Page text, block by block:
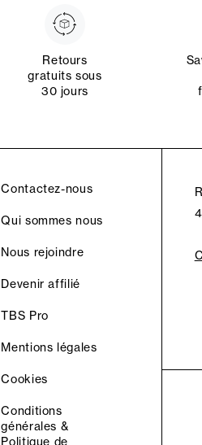
Retours
gratuits sous
30 jours
Contactez-nous
Qui sommes nous
Nous rejoindre
Devenir affilié
TBS Pro
Mentions légales
Cookies
Conditions
générales &
Politique de